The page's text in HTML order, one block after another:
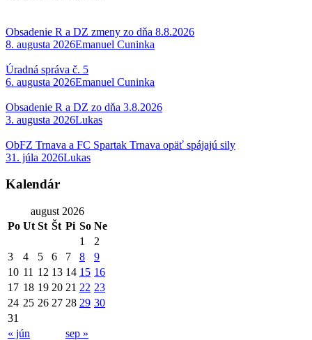
Obsadenie R a DZ zmeny zo dňa 8.8.2026
8. augusta 2026Emanuel Cuninka
Úradná správa č. 5
6. augusta 2026Emanuel Cuninka
Obsadenie R a DZ zo dňa 3.8.2026
3. augusta 2026Lukas
ObFZ Trnava a FC Spartak Trnava opäť spájajú sily
31. júla 2026Lukas
Kalendár
august 2026
Po Ut St Št Pi So Ne
« jún sep »
1
2
3
4 5 6 7 8
9
10 11 12 13 14 15 16
17 18 19 20 21 22 23
24 25 26 27 28 29 30
31